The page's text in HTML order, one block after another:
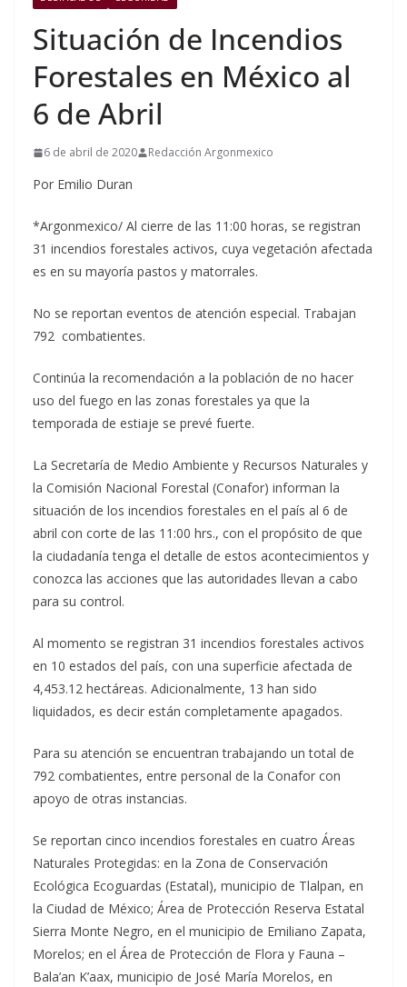
Situación de Incendios
Forestales en México al
6 de Abril
6 de abril de 2020 Redacción Argonmexico
Por Emilio Duran
*Argonmexico/ Al cierre de las 11:00 horas, se registran
31 incendios forestales activos, cuya vegetación afectada
es en su mayoría pastos y matorrales.
No se reportan eventos de atención especial. Trabajan
792 combatientes.
Continúa la recomendación a la población de no hacer
uso del fuego en las zonas forestales ya que la
temporada de estiaje se prevé fuerte.
La Secretaría de Medio Ambiente y Recursos Naturales y
la Comisión Nacional Forestal (Conafor) informan la
situación de los incendios forestales en el país al 6 de
abril con corte de las 11:00 hrs., con el propósito de que
la ciudadanía tenga el detalle de estos acontecimientos y
conozca las acciones que las autoridades llevan a cabo
para su control.
Al momento se registran 31 incendios forestales activos
en 10 estados del país, con una superficie afectada de
4,453.12 hectáreas. Adicionalmente, 13 han sido
liquidados, es decir están completamente apagados.
Para su atención se encuentran trabajando un total de
792 combatientes, entre personal de la Conafor con
apoyo de otras instancias.
Se reportan cinco incendios forestales en cuatro Áreas
Naturales Protegidas: en la Zona de Conservación
Ecológica Ecoguardas (Estatal), municipio de Tlalpan, en
la Ciudad de México; Área de Protección Reserva Estatal
Sierra Monte Negro, en el municipio de Emiliano Zapata,
Morelos; en el Área de Protección de Flora y Fauna –
Bala’an K’aax, municipio de José María Morelos, en